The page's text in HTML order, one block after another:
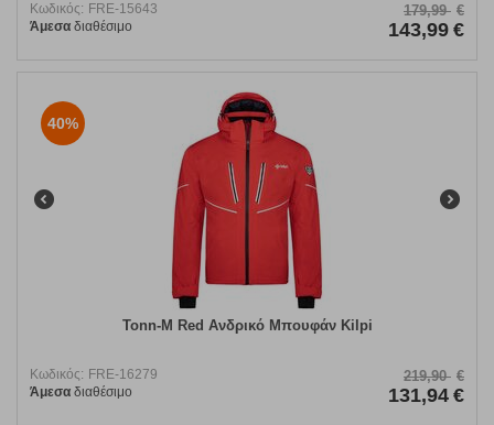
Κωδικός: FRE-15643
Άμεσα διαθέσιμο
179,99 €
143,99 €
40%
Tonn-M Red Ανδρικό Μπουφάν Kilpi
Κωδικός: FRE-16279
Άμεσα διαθέσιμο
219,90 €
131,94 €